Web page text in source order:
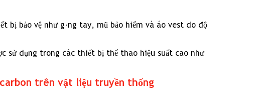
bị bảo vệ như găng tay, mũ bảo hiểm và áo vest do độ
sử dụng trong các thiết bị thể thao hiệu suất cao như
trên vật liệu truyền thống